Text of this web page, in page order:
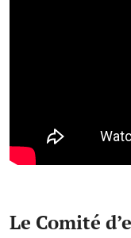
Le Comité